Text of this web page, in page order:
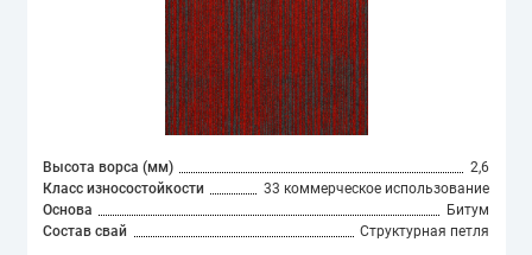
Высота ворса (мм)
2,6
Класс износостойкости
33 коммерческое использование
Основа
Битум
Состав свай
Структурная петля